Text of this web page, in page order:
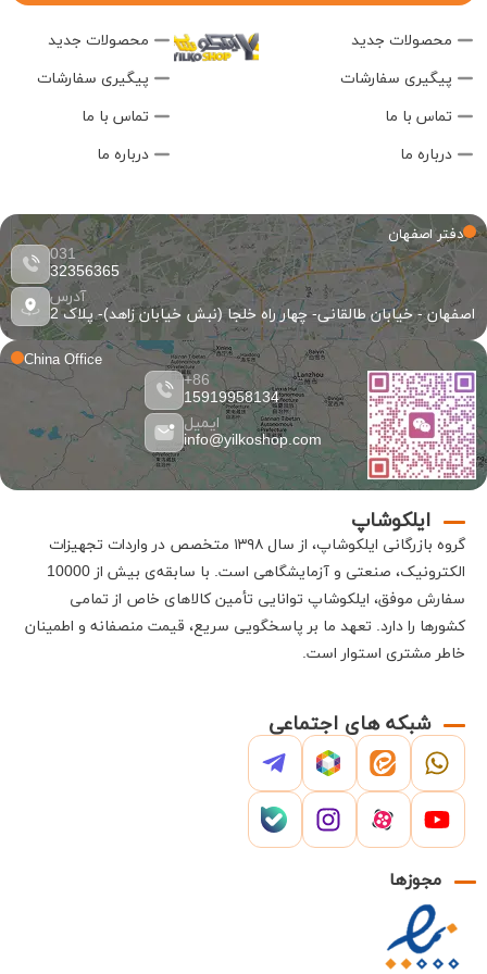
محصولات جدید
پیگیری سفارشات
تماس با ما
درباره ما
محصولات جدید
پیگیری سفارشات
تماس با ما
درباره ما
China Office
86+
15919958134
ایمیل
info@yilkoshop.com
دفتر اصفهان
031
32356365
آدرس
اصفهان - خیابان طالقانی- چهار راه خلجا (نبش خیابان زاهد)- پلاک 2
ایلکوشاپ
گروه بازرگانی ایلکوشاپ
، از سال ۱۳۹۸ متخصص در واردات تجهیزات
الکترونیک، صنعتی و آزمایشگاهی است.
با سابقه‌ی بیش از 10000
سفارش موفق، ایلکوشاپ توانایی تأمین کالاهای خاص از تمامی
کشورها را دارد. تعهد ما بر پاسخگویی سریع، قیمت منصفانه و اطمینان
خاطر مشتری استوار است.
شبکه های اجتماعی
مجوزها